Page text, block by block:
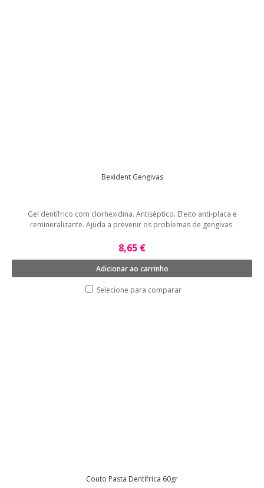
Bexident Gengivas
Gel dentífrico com clorhexidina. Antiséptico. Efeito anti-placa e
remineralizante. Ajuda a prevenir os problemas de gengivas.
8,65 €
Adicionar ao carrinho
Selecione para comparar
Couto Pasta Dentífrica 60gr